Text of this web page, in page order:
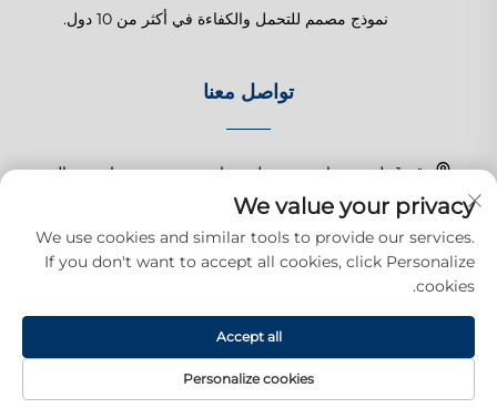
نموذج مصمم للتحمل والكفاءة في أكثر من 10 دول.
تواصل معنا
رقم 1 طريق تشانغتشون، بلدة شانغهو، سوزهو، جيانغسو، الصين
+86-15150179453
[email protected]
حقوق النشر © 2025 شركة سوزهو يوودا للمنتجات التجارية المحدودة. جميع
الحقوق محفوظة.سياسة الخصوصية
We value your privacy
We use cookies and similar tools to provide our services.
If you don't want to accept all cookies, click Personalize
cookies.
Personalize cookies
Accept all